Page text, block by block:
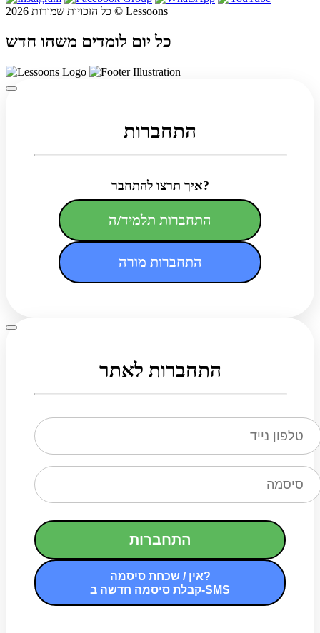
כל הזכויות שמורות 2026 © Lessoons
כל יום לומדים משהו חדש
התחברות
איך תרצו להתחבר?
התחברות תלמיד/ה
התחברות מורה
התחברות לאתר
התחברות
אין / שכחת סיסמה?
קבלת סיסמה חדשה ב-SMS